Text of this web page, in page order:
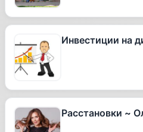
Инвестиции на
Расстановки ~